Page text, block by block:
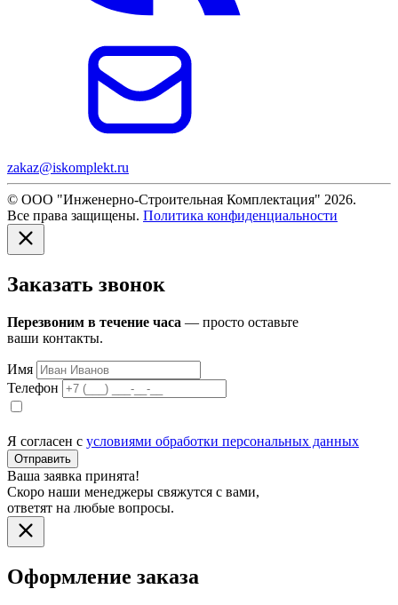
zakaz@iskomplekt.ru
© ООО "Инженерно-Строительная Комплектация" 2026.
Все права защищены. Политика конфиденциальности
Заказать звонок
Перезвоним в течение часа — просто оставьте
ваши контакты.
Имя
Телефон
Я согласен с условиями обработки персональных данных
Отправить
Ваша заявка принята!
Скоро наши менеджеры свяжутся с вами,
ответят на любые вопросы.
Оформление заказа